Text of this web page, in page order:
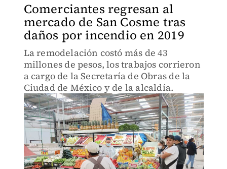
Comerciantes regresan al
mercado de San Cosme tras
daños por incendio en 2019
La remodelación costó más de 43
millones de pesos, los trabajos corrieron
a cargo de la Secretaría de Obras de la
Ciudad de México y de la alcaldía.